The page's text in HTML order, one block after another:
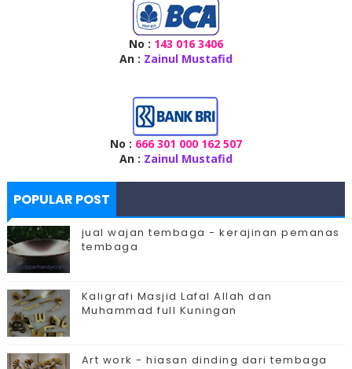
No : 143 016 3406
An : Zainul Mustafid
No : 666 301 000 162 507
An : Zainul Mustafid
POPULAR POST
jual wajan tembaga - kerajinan pemanas
tembaga
Kaligrafi Masjid Lafal Allah dan
Muhammad full Kuningan
Art work - hiasan dinding dari tembaga